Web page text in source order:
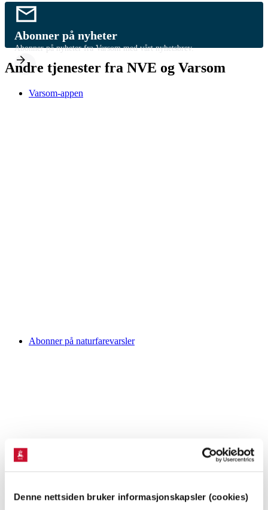
Denne nettsiden bruker informasjonskapsler (cookies)
Abonner på nyheter
Abonner på nyheter fra Varsom med vårt nyhetsbrev.
Andre tjenester fra NVE og Varsom
Varsom-appen
Abonner på naturfarevarsler